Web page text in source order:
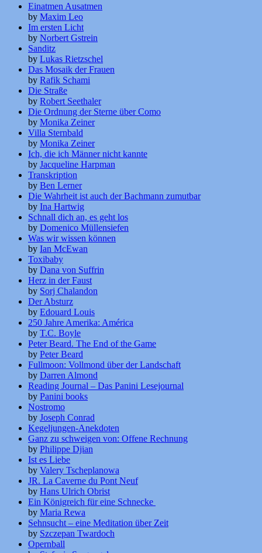
Einatmen Ausatmen
by Maxim Leo
Im ersten Licht
by Norbert Gstrein
Sanditz
by Lukas Rietzschel
Das Mosaik der Frauen
by Rafik Schami
Die Straße
by Robert Seethaler
Die Ordnung der Sterne über Como
by Monika Zeiner
Villa Sternbald
by Monika Zeiner
Ich, die ich Männer nicht kannte
by Jacqueline Harpman
Transkription
by Ben Lerner
Die Wahrheit ist auch der Bachmann zumutbar
by Ina Hartwig
Schnall dich an, es geht los
by Domenico Müllensiefen
Was wir wissen können
by Ian McEwan
Toxibaby
by Dana von Suffrin
Herz in der Faust
by Sorj Chalandon
Der Absturz
by Edouard Louis
250 Jahre Amerika: América
by T.C. Boyle
Peter Beard. The End of the Game
by Peter Beard
Fullmoon: Vollmond über der Landschaft
by Darren Almond
Reading Journal – Das Panini Lesejournal
by Panini books
Nostromo
by Joseph Conrad
Kegeljungen-Anekdoten
Ganz zu schweigen von: Offene Rechnung
by Philippe Djian
Ist es Liebe
by Valery Tscheplanowa
JR. La Caverne du Pont Neuf
by Hans Ulrich Obrist
Ein Königreich für eine Schnecke
by Maria Rewa
Sehnsucht – eine Meditation über Zeit
by Szczepan Twardoch
Opernball